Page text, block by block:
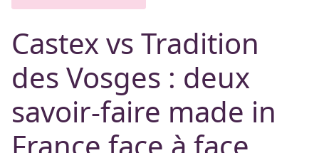
Castex vs Tradition
des Vosges : deux
savoir-faire made in